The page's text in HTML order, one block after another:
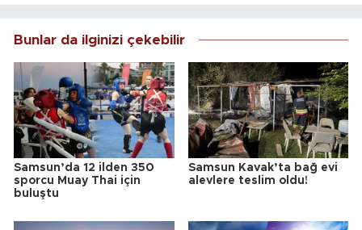
Bunlar da ilginizi çekebilir
Samsun’da 12 ilden 350
sporcu Muay Thai için
buluştu
Samsun Kavak’ta bağ evi
alevlere teslim oldu!